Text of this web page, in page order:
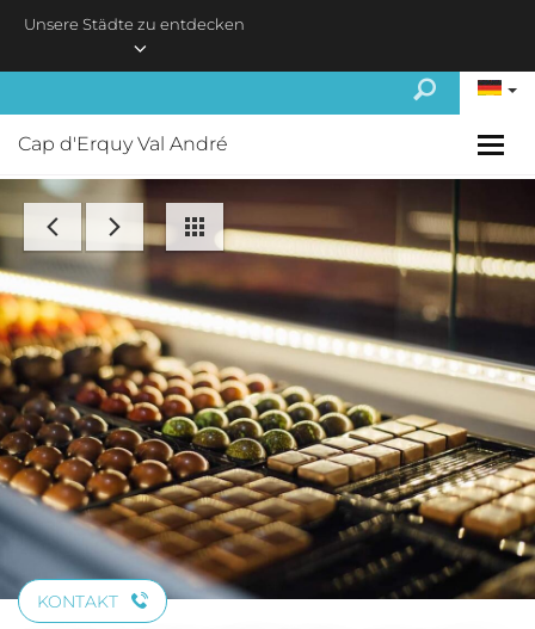
Unsere Städte zu entdecken
Cap d'Erquy Val André
KONTAKT